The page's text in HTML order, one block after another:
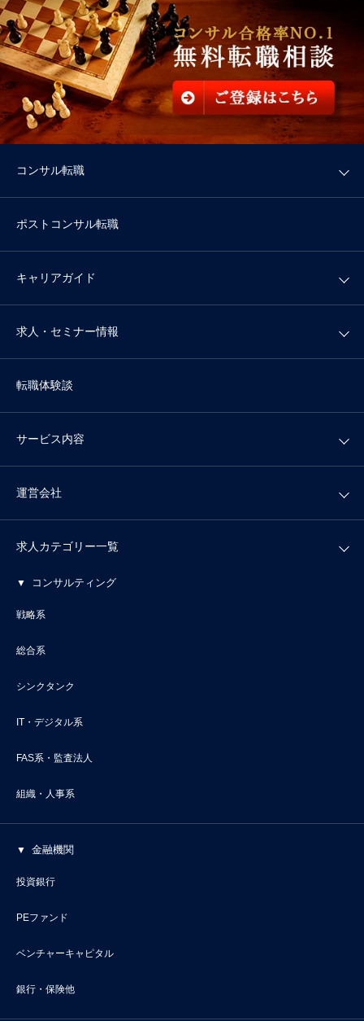
コンサル転職
ポストコンサル転職
キャリアガイド
求人・セミナー情報
転職体験談
サービス内容
運営会社
求人カテゴリー一覧
コンサルティング
戦略系
総合系
シンクタンク
IT・デジタル系
FAS系・監査法人
組織・人事系
金融機関
投資銀行
PEファンド
ベンチャーキャピタル
銀行・保険他